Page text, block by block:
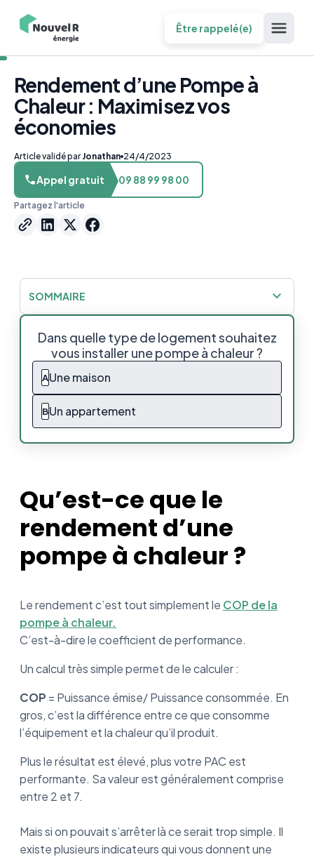
Être rappelé(e)
Rendement d’une Pompe à
Chaleur : Maximisez vos
économies
Article validé par Jonathan 24/4/2023
Appel gratuit 09 88 99 98 00
Partagez l'article
Dans quelle type de logement souhaitez
vous installer une pompe à chaleur ?
AUne maison
BUn appartement
Qu’est-ce que le
rendement d’une
pompe à chaleur ?
Le rendement c’est tout simplement le COP de la
pompe à chaleur.
C’est-à-dire le coefficient de performance.
Un calcul très simple permet de le calculer :
COP = Puissance émise/ Puissance consommée. En
gros, c’est la différence entre ce que consomme
l’équipement et la chaleur qu’il produit.
Plus le résultat est élevé, plus votre PAC est
performante. Sa valeur est généralement comprise
entre 2 et 7.
Mais si on pouvait s’arrêter là ce serait trop simple. Il
existe plusieurs indicateurs qui vous donnent une
SOMMAIRE
De quoi dépend le rendement d’une pompe
à chaleur ?
Le SCOP, le meilleur indicateur du rendement
de votre pompe à chaleur
Rendement et pompe à chaleur : Ce que l’on
retient